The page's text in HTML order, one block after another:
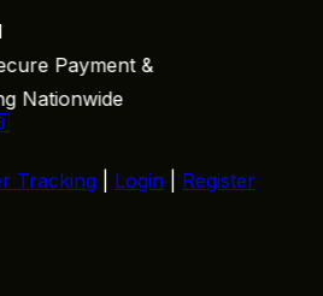
Payment &
Tracking Login Register